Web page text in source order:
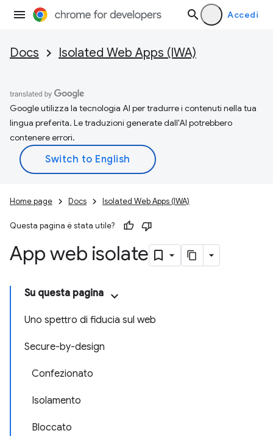
Accedi
Docs Isolated Web Apps (IWA)
Google utilizza la tecnologia AI per tradurre i contenuti nella tua
lingua preferita. Le traduzioni generate dall'AI potrebbero
contenere errori.
Home page Docs Isolated Web Apps (IWA)
Questa pagina è stata utile?
App web isolate
Su questa pagina
Uno spettro di fiducia sul web
Secure-by-design
Confezionato
Isolamento
Bloccato